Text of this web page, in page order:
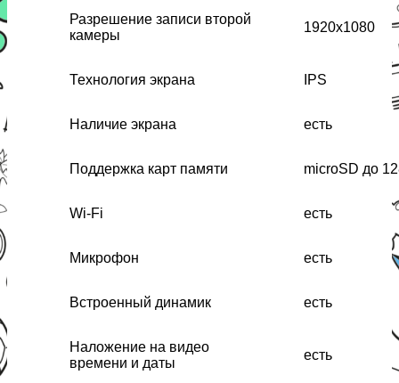
Разрешение записи второй
камеры
1920x1080
Технология экрана IPS
Наличие экрана есть
Поддержка карт памяти microSD до
Wi-Fi есть
Микрофон есть
Встроенный динамик есть
Наложение на видео
времени и даты
есть